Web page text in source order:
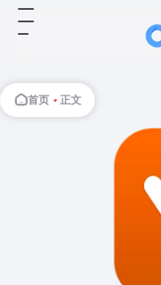
首页 • 正文